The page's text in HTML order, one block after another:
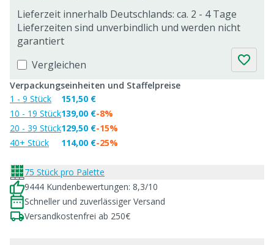
Lieferzeit innerhalb Deutschlands: ca. 2 - 4 Tage
Lieferzeiten sind unverbindlich und werden nicht
garantiert
Vergleichen
Verpackungseinheiten und Staffelpreise
1 - 9 Stück
10 - 19 Stück
20 - 39 Stück
40+ Stück
151,50 €
139,00 €
129,50 €
114,00 €
-8%
-15%
-25%
75 Stück pro Palette
9444 Kundenbewertungen: 8,3/10
Schneller und zuverlässiger Versand
Versandkostenfrei ab 250€